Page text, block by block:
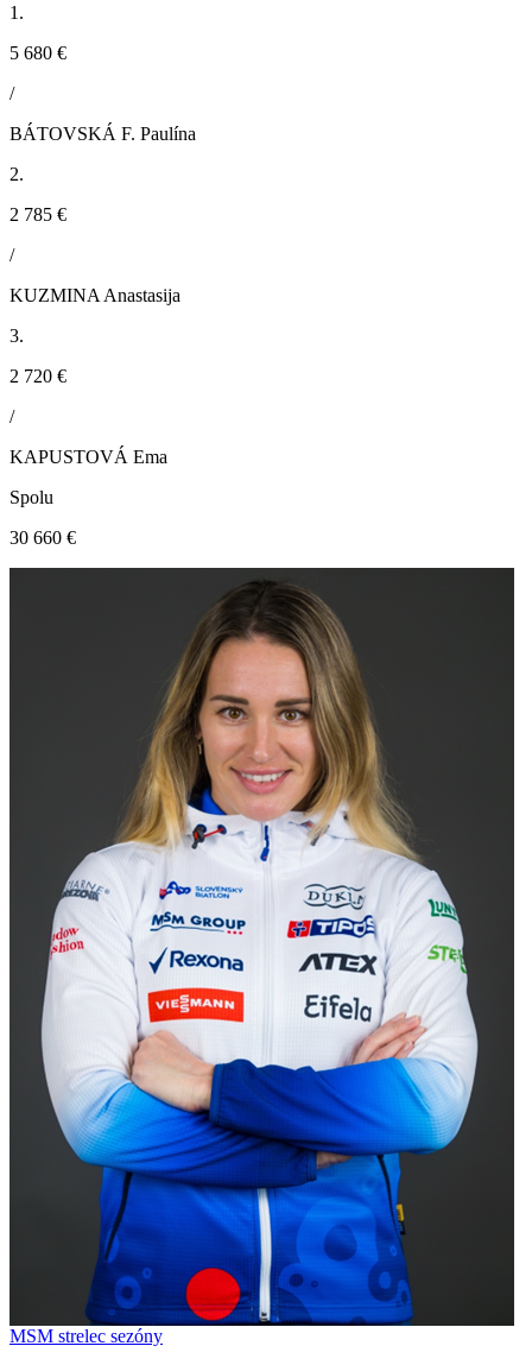
1.
5 680 €
/
BÁTOVSKÁ F. Paulína
2.
2 785 €
/
KUZMINA Anastasija
3.
2 720 €
/
KAPUSTOVÁ Ema
Spolu
30 660 €
MSM strelec sezóny